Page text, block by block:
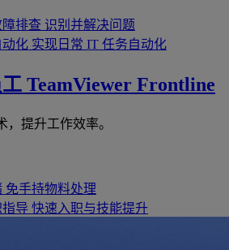
排查 识别并解决问题
化 实现日常 IT 任务自动化
TeamViewer Frontline
，提升工作效率。
免手持物料处理
导 快速入职与技能提升